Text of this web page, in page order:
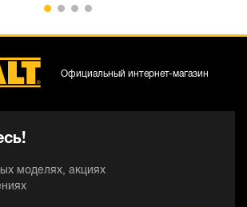
моделях, акциях
Официальный интернет-магазин